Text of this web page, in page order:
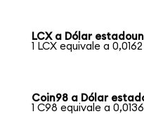
LCX a Dólar
1 LCX equivale a 0,0162
Coin98 a Dólar
1 C98 equivale a